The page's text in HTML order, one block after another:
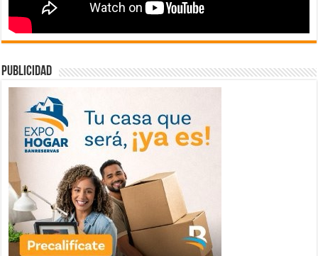
publicidad